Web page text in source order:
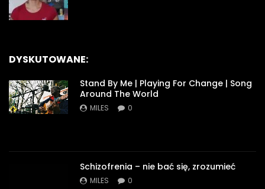
DYSKUTOWANE:
Stand By Me | Playing For Change | Song
Around The World
MILES 0
Schizofrenia – nie bać się, zrozumieć
MILES 0